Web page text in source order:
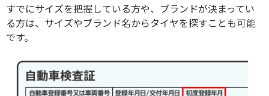
すでにサイズを把握している方や、ブランドが決まってい
る方は、サイズやブランド名からタイヤを探すことも可能
です。